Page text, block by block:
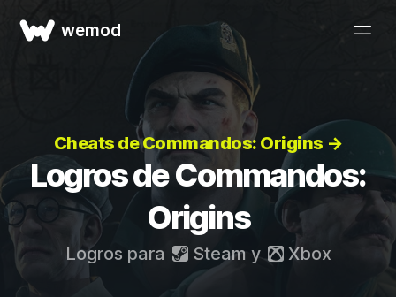
wemod
Cheats de Commandos: Origins →
Logros de Commandos:
Origins
Logros para Steam y Xbox